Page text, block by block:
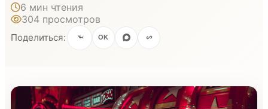
6 мин чтения
304 просмотров
Поделиться: OK